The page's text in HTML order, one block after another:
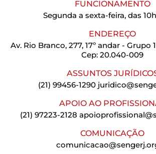
FUNCIONAMENTO
Segunda a sexta-feira, das
ENDEREÇO
Av. Rio Branco, 277, 17º andar - Grupo
Cep: 20.040-009
ASSUNTOS
(21) 99456-1290
APOIO AO
(21) 97223-2128
COMUNICAÇÃO